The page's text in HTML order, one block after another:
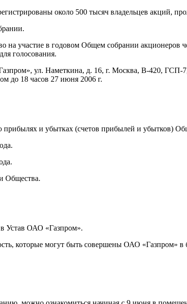
около 500 тысяч владельцев акций,
на участие в годовом Общем собрании акционеров
голосования.
ул. Наметкина, д. 16, г. Москва, В-420, ГСП-
до 18 часов 27 июня 2006 г.
прибылях и убытках (счетов прибылей и убытков)
Общества.
Устав ОАО «Газпром».
которые могут быть совершены ОАО «Газпром»